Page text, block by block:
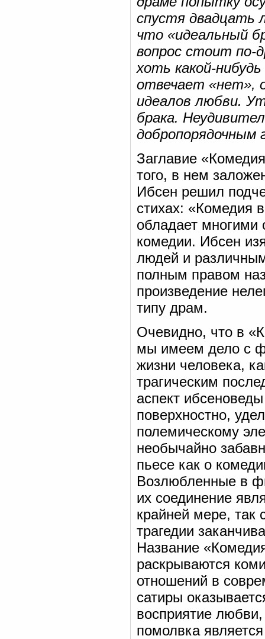
спустя двадцать
что «идеальный
вопрос стоит по-
хоть какой-
отвечает «нет»,
идеалов любви.
брака.
добропорядочным
Заглавие
того, в нем
Ибсен решил
стихах: «Комедия
обладает многими
комедии. Ибсен
людей и
полным правом
произведение
типу драм.
Очевидно, что в
мы имеем дело с
жизни человека,
трагическим
аспект
поверхностно,
полемическому
необычайно
пьесе как о
Возлюбленные в
их соединение
крайней мере, так
трагедии
Название
раскрываются
отношений в
сатиры
восприятие
помолвка